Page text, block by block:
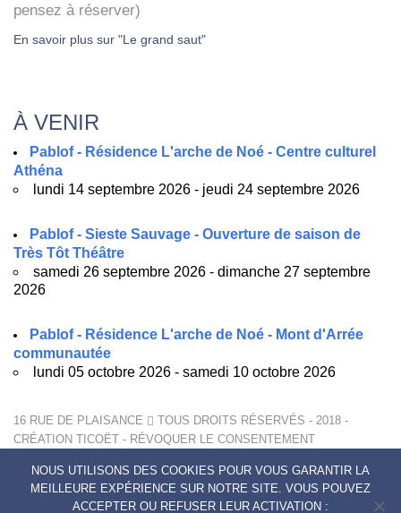
pen­sez à réser­ver)
En savoir plus sur "Le grand saut"
À VENIR
Pablof - Résidence L'arche de Noé - Centre culturel
Athéna
lundi 14 septembre 2026 - jeudi 24 septembre 2026
Pablof - Sieste Sauvage - Ouverture de saison de
Très Tôt Théâtre
samedi 26 septembre 2026 - dimanche 27 septembre
2026
Pablof - Résidence L'arche de Noé - Mont d'Arrée
communautée
lundi 05 octobre 2026 - samedi 10 octobre 2026
16 RUE DE PLAISANCE
TOUS DROITS RÉSERVÉS - 2018 -
CRÉATION TICOËT - RÉVOQUER LE CONSENTEMENT
MENTIONS LÉGALES
POLITIQUE DE CONFIDENTIALITÉ
NOUS UTILISONS DES COOKIES POUR VOUS GARANTIR LA
MEILLEURE EXPÉRIENCE SUR NOTRE SITE. VOUS POUVEZ
ACCEPTER OU REFUSER LEUR ACTIVATION :